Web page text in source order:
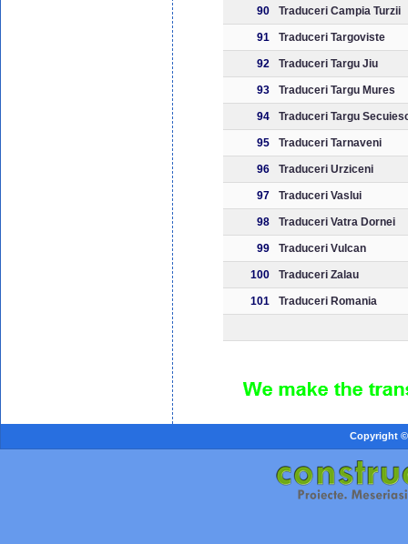
90 Traduceri Campia Turzii
91 Traduceri Targoviste
92 Traduceri Targu Jiu
93 Traduceri Targu Mures
94 Traduceri Targu
95 Traduceri Tarnaveni
96 Traduceri Urziceni
97 Traduceri Vaslui
98 Traduceri Vatra Dornei
99 Traduceri Vulcan
100 Traduceri Zalau
101 Traduceri Romania
Copyright